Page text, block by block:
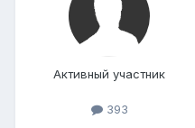
Активный участник
393